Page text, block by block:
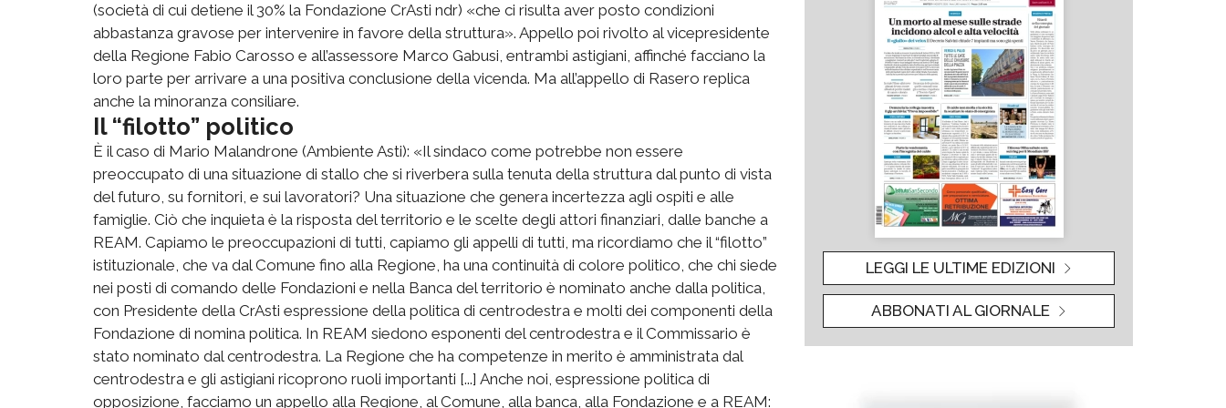
(società di cui detiene il 30% la Fondazione CrAsti ndr) «che ci risulta aver posto condizioni
abbastanza gravose per intervenire in favore della struttura». Appello poi rivolto al vicepresidente
della Regione Fabio Carosso e all’assessore Marco Gabusi, entrambi astigiani, affinché facciano la
loro parte per arrivare a una positiva conclusione della vicenda. Ma all’appello di Rasero replica
anche la minoranza consiliare.
Il “filotto” politico
È il caso di Mario Malandrone (Ambiente Asti): «Il sindaco come potrebbe non essere
preoccupato di una situazione di stallo che si riverbera sulla tenuta della struttura dal punto di vista
del futuro, su fornitori, e sui lavoratori? Una situazione che genera incertezza agli ospiti e alle
famiglie. Ciò che inquieta è la risposta del territorio e le scelte degli attori finanziari, dalle banche a
REAM. Capiamo le preoccupazioni di tutti, capiamo gli appelli di tutti, ma ricordiamo che il “filotto”
istituzionale, che va dal Comune fino alla Regione, ha una continuità di colore politico, che chi siede
nei posti di comando delle Fondazioni e nella Banca del territorio è nominato anche dalla politica,
con Presidente della CrAsti espressione della politica di centrodestra e molti dei componenti della
Fondazione di nomina politica. In REAM siedono esponenti del centrodestra e il Commissario è
stato nominato dal centrodestra. La Regione che ha competenze in merito è amministrata dal
centrodestra e gli astigiani ricoprono ruoli importanti [...] Anche noi, espressione politica di
opposizione, facciamo un appello alla Regione, al Comune, alla banca, alla Fondazione e a REAM:
LEGGI LE ULTIME EDIZIONI
ABBONATI AL GIORNALE